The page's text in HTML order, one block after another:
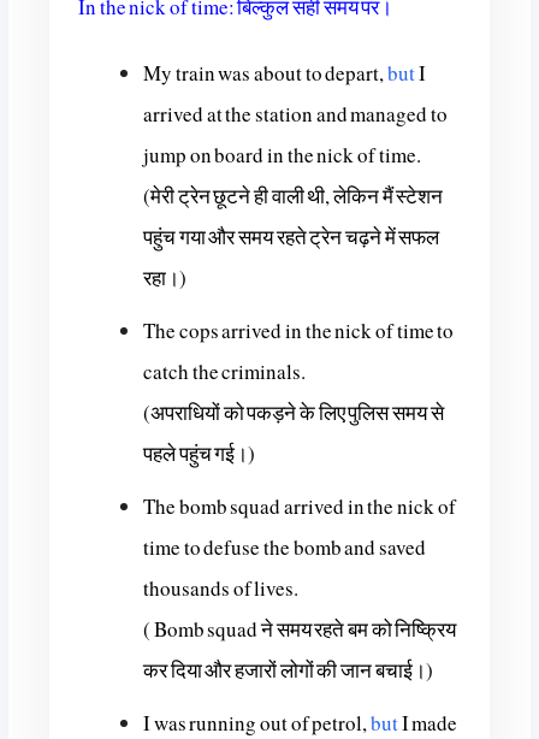
In the nick of time: बिल्कुल सही समय पर।
My train was about to depart,butI
arrived at the station and managed to
jump on board in the nick of time.
(मेरी ट्रेन छूटने ही वाली थी, लेकिन मैं स्टेशन
पहुंच गया और समय रहते ट्रेन चढ़ने में सफल
रहा।)
The cops arrived in the nick of time to
catch the criminals.
(अपराधियों को पकड़ने के लिए पुलिस समय से
पहले पहुंच गई।)
The bomb squad arrived in the nick of
time to defuse the bomb and saved
thousands of lives.
( Bomb squad ने समय रहते बम को निष्क्रिय
कर दिया और हजारों लोगों की जान बचाई।)
I was running out of petrol,butI made